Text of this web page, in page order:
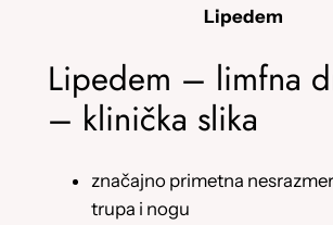
Lipedem
Lipedem – limfna
– klinička slika
značajno primetna
trupa i nogu